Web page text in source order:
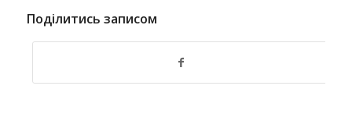
Поділитись записом